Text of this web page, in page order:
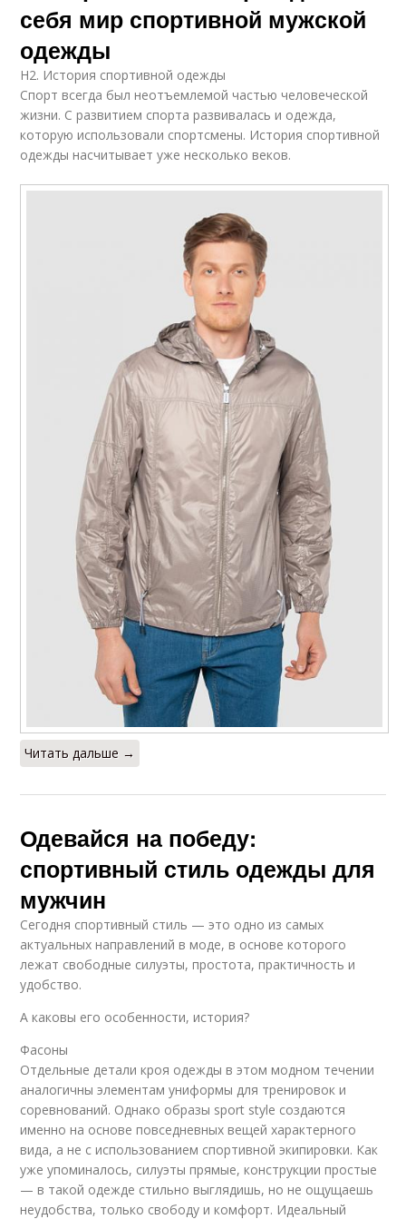
себя мир спортивной мужской
одежды
H2. История спортивной одежды
Спорт всегда был неотъемлемой частью человеческой
жизни. С развитием спорта развивалась и одежда,
которую использовали спортсмены. История спортивной
одежды насчитывает уже несколько веков.
Читать дальше →
Одевайся на победу:
спортивный стиль одежды для
мужчин
Сегодня спортивный стиль — это одно из самых
актуальных направлений в моде, в основе которого
лежат свободные силуэты, простота, практичность и
удобство.
А каковы его особенности, история?
Фасоны
Отдельные детали кроя одежды в этом модном течении
аналогичны элементам униформы для тренировок и
соревнований. Однако образы sport style создаются
именно на основе повседневных вещей характерного
вида, а не с использованием спортивной экипировки. Как
уже упоминалось, силуэты прямые, конструкции простые
— в такой одежде стильно выглядишь, но не ощущаешь
неудобства, только свободу и комфорт. Идеальный